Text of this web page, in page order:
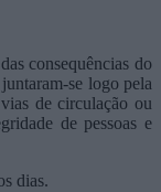
consequências do
se logo pela
de circulação ou
de pessoas e
dias.